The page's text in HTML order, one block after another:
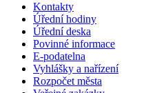
Kontakty
Úřední hodiny
Úřední deska
Povinné informace
E-podatelna
Vyhlášky a nařízení
Rozpočet města